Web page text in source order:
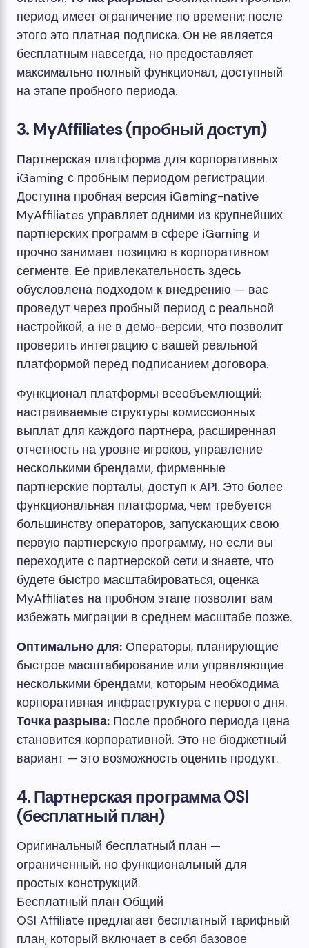
период имеет ограничение по времени; после
этого это платная подписка. Он не является
бесплатным навсегда, но предоставляет
максимально полный функционал, доступный
на этапе пробного периода.
3. MyAffiliates (пробный доступ)
Партнерская платформа для корпоративных
iGaming с пробным периодом регистрации.
Доступна пробная версия iGaming-native
MyAffiliates управляет одними из крупнейших
партнерских программ в сфере iGaming и
прочно занимает позицию в корпоративном
сегменте. Ее привлекательность здесь
обусловлена ​​подходом к внедрению — вас
проведут через пробный период с реальной
настройкой, а не в демо-версии, что позволит
проверить интеграцию с вашей реальной
платформой перед подписанием договора.
Функционал платформы всеобъемлющий:
настраиваемые структуры комиссионных
выплат для каждого партнера, расширенная
отчетность на уровне игроков, управление
несколькими брендами, фирменные
партнерские порталы, доступ к API. Это более
функциональная платформа, чем требуется
большинству операторов, запускающих свою
первую партнерскую программу, но если вы
переходите с партнерской сети и знаете, что
будете быстро масштабироваться, оценка
MyAffiliates на пробном этапе позволит вам
избежать миграции в среднем масштабе позже.
Оптимально для: Операторы, планирующие
быстрое масштабирование или управляющие
несколькими брендами, которым необходима
корпоративная инфраструктура с первого дня.
Точка разрыва: После пробного периода цена
становится корпоративной. Это не бюджетный
вариант — это возможность оценить продукт.
4. Партнерская программа OSI
(бесплатный план)
Оригинальный бесплатный план —
ограниченный, но функциональный для
простых конструкций.
Бесплатный план Общий
OSI Affiliate предлагает бесплатный тарифный
план, который включает в себя базовое